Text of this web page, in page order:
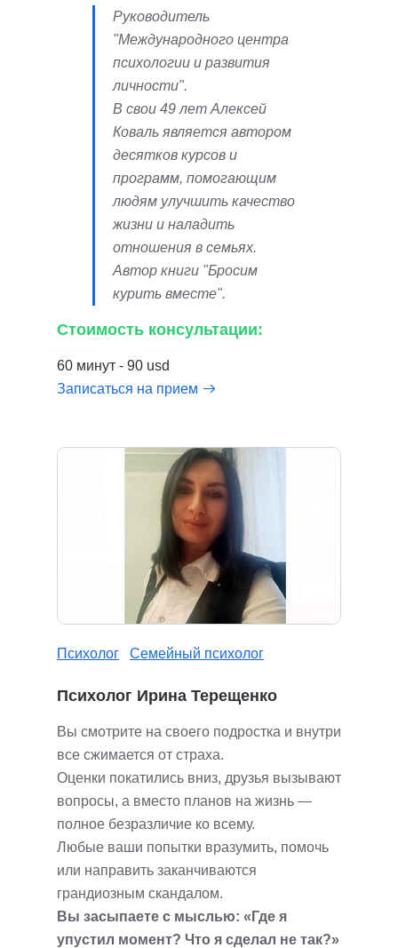
Руководитель
"Международного центра
психологии и развития
личности".
В свои 49 лет Алексей
Коваль является автором
десятков курсов и
программ, помогающим
людям улучшить качество
жизни и наладить
отношения в семьях.
Автор книги "Бросим
курить вместе".
Стоимость консультации:
60 минут - 90 usd
Записаться на прием
Психолог Семейный психолог
Психолог Ирина Терещенко
Вы смотрите на своего подростка и внутри
все сжимается от страха.
Оценки покатились вниз, друзья вызывают
вопросы, а вместо планов на жизнь —
полное безразличие ко всему.
Любые ваши попытки вразумить, помочь
или направить заканчиваются
грандиозным скандалом.
Вы засыпаете с мыслью: «Где я
упустил момент? Что я сделал не так?»